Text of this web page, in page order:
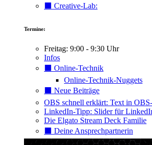
⬛️ Creative-Lab:
Termine:
Freitag: 9:00 - 9:30 Uhr
Infos
⬛️ Online-Technik
Online-Technik-Nuggets
⬛️ Neue Beiträge
OBS schnell erklärt: Text in
LinkedIn-Tipp: Slider für
Die Elgato Stream Deck Familie
⬛️ Deine Ansprechpartnerin